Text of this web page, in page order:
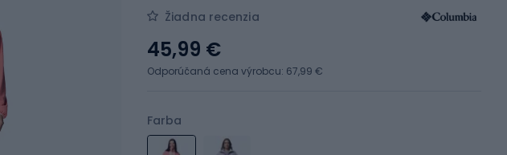
Žiadna recenzia
Farba
45,99 €
Odporúčaná cena výrobcu: 67,99 €